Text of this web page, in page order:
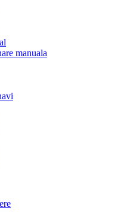
manuala